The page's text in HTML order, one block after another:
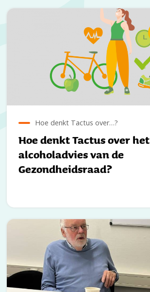
Hoe denkt Tactus over…?
Hoe denkt Tactus over het
alcoholadvies van de
Gezondheidsraad?